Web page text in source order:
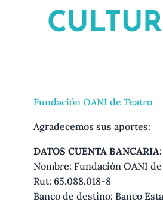
Fundación OANI de Teatro
Agradecemos sus aportes:
DATOS CUENTA BANCARIA:
Nombre: Fundación OANI
Rut: 65.088.018-8
Banco de destino: Banco